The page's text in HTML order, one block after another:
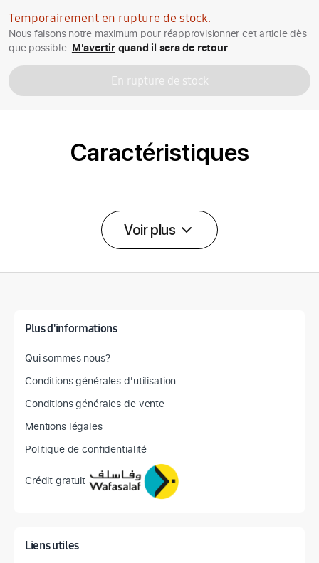
Temporairement en rupture de stock.
Nous faisons notre maximum pour réapprovisionner cet article dès
que possible. M'avertirquand il sera de retour
En rupture de stock
Caractéristiques
Voir plus
Plus d'informations
Qui sommes nous?
Conditions générales d'utilisation
Conditions générales de vente
Mentions légales
Politique de confidentialité
Crédit gratuit
Liens utiles